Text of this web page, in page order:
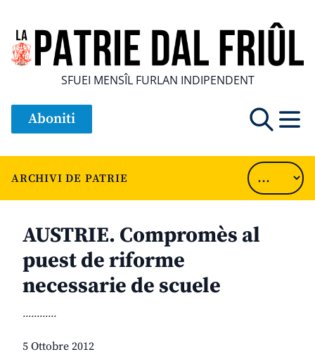
SFUEI MENSÎL FURLAN INDIPENDENT
Aboniti
ARCHIVI DE PATRIE
AUSTRIE. Compromès al
puest de riforme
necessarie de scuele
............
5 Ottobre 2012